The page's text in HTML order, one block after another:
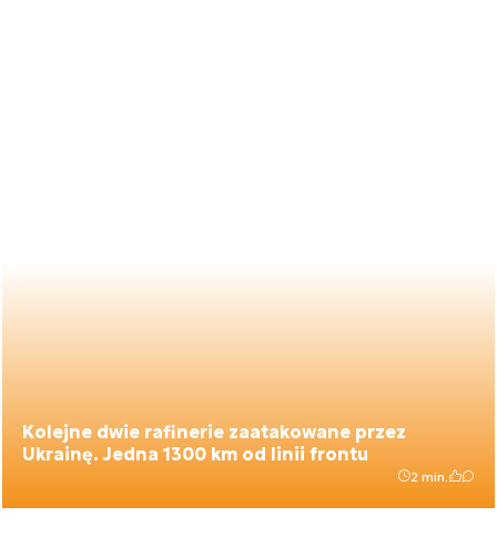
Kolejne dwie rafinerie zaatakowane przez
Ukrainę. Jedna 1300 km od linii frontu
2 min.